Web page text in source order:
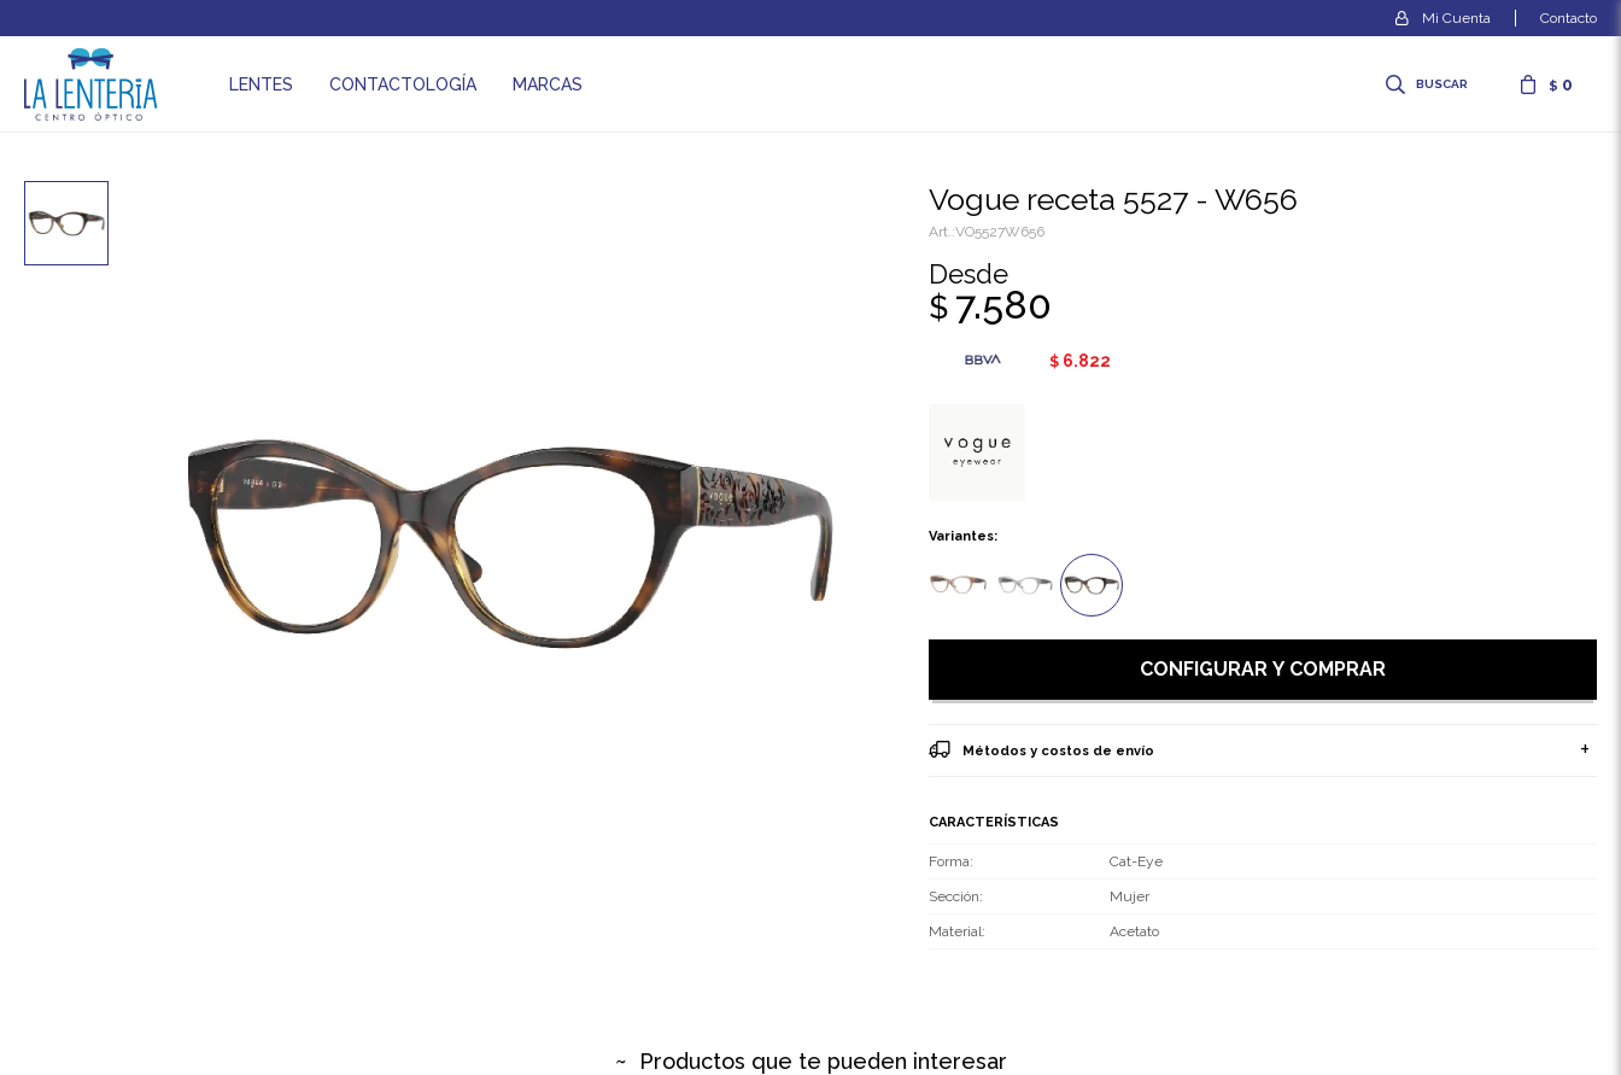
LENTES CONTACTOLOGÍA MARCAS $ 0
Contacto
Vogue receta 5527 - W656
VO5527W656
Desde
$ 7.580
$ 6.822
Variantes:
CONFIGURAR Y COMPRAR
Métodos y costos de envío
CARACTERÍSTICAS
Forma Cat-Eye
Sección Mujer
Material Acetato
Productos que te pueden interesar